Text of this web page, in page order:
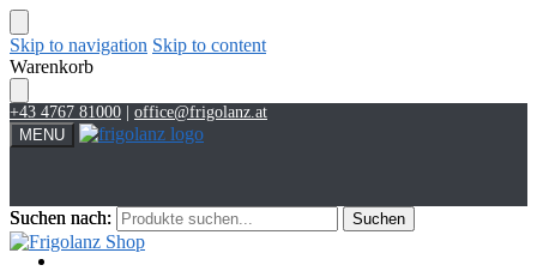
Skip to navigation Skip to content
Warenkorb
+43 4767 81000
office@frigolanz.at
MENU
Suchen nach: Suchen
Suchen nach: Suchen